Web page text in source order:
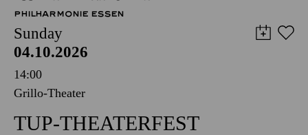
PHILHARMONIE ESSEN
Sunday
04.10.2026
14:00
Grillo-Theater
TUP-THEATERFEST